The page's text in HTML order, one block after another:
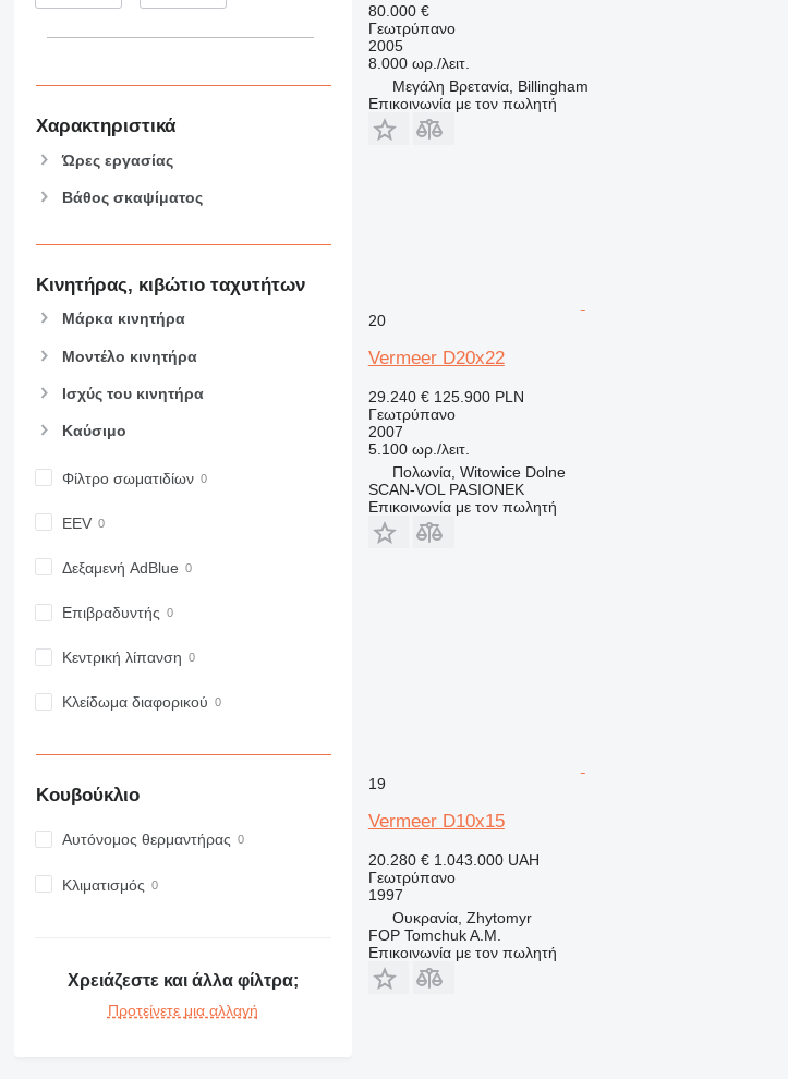
Χαρακτηριστικά
Ώρες εργασίας
Βάθος σκαψίματος
Κινητήρας, κιβώτιο ταχυτήτων
Μάρκα κινητήρα
Μοντέλο κινητήρα
Ισχύς του κινητήρα
Καύσιμο
Φίλτρο σωματιδίων
EEV
Δεξαμενή AdBlue
Επιβραδυντής
Κεντρική λίπανση
Κλείδωμα διαφορικού
Κουβούκλιο
Αυτόνομος θερμαντήρας
Κλιματισμός
Χρειάζεστε και άλλα φίλτρα;
Προτείνετε μια αλλαγή
80.000 €
Γεωτρύπανο
2005
8.000 ωρ./λειτ.
Μεγάλη Βρετανία, Billingham
Επικοινωνία με τον πωλητή
20
Vermeer D20x22
29.240 € 125.900 PLN
Γεωτρύπανο
2007
5.100 ωρ./λειτ.
Πολωνία, Witowice Dolne
SCAN-VOL PASIONEK
Επικοινωνία με τον πωλητή
19
Vermeer D10x15
20.280 € 1.043.000 UAH
Γεωτρύπανο
1997
Ουκρανία, Zhytomyr
FOP Tomchuk A.M.
Επικοινωνία με τον πωλητή